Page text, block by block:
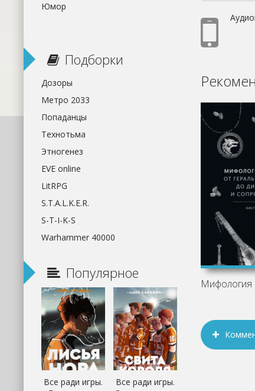
Юмор
Подборки
Дозоры
Метро 2033
Попаданцы
Технотьма
Этногенез
EVE online
LitRPG
S.T.A.L.K.E.R.
S-T-I-K-S
Warhammer 40000
Популярное
Все ради игры.
Все ради игры.